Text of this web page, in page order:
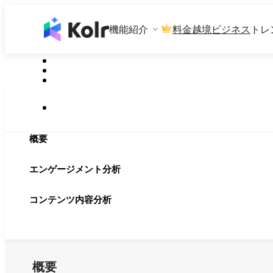
機能紹介 料金越境ビジネス ト
概要
エンゲージメント分析
コンテンツ内容分析
概要